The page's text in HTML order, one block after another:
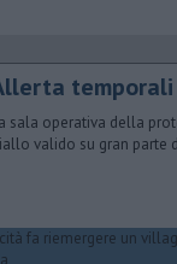
sala operativa della
valido su gran parte